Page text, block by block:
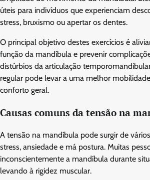
úteis para indivíduos que experienciam
stress, bruxismo ou apertar os dentes.
O principal objetivo destes exercícios é
função da mandíbula e prevenir
distúrbios da articulação
regular pode levar a uma melhor
conforto geral.
Causas comuns da tensão na
A tensão na mandíbula pode surgir de
stress, ansiedade e má postura. Muitas
inconscientemente a mandíbula durante
levando à rigidez muscular.